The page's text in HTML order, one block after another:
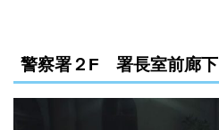
警察署２F 署長室前廊下